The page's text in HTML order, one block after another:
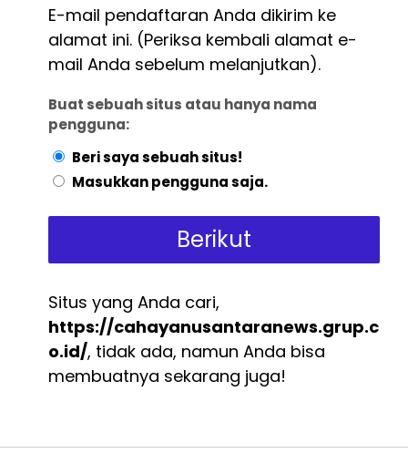
E-mail pendaftaran Anda dikirim ke
alamat ini. (Periksa kembali alamat e-
mail Anda sebelum melanjutkan).
Buat sebuah situs atau hanya nama
pengguna:
Beri saya sebuah situs!
Masukkan pengguna saja.
Situs yang Anda cari,
https://cahayanusantaranews.grup.c
o.id/, tidak ada, namun Anda bisa
membuatnya sekarang juga!